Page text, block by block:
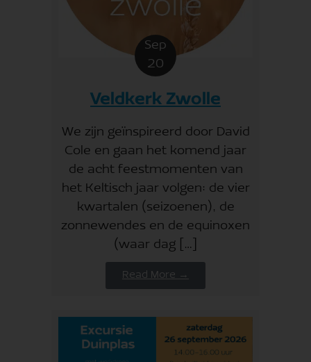
Sep
20
Veldkerk Zwolle
We zijn geïnspireerd door David
Cole en gaan het komend jaar
de acht feestmomenten van
het Keltisch jaar volgen: de vier
kwartalen (seizoenen), de
zonnewendes en de equinoxen
(waar dag […]
Read More →